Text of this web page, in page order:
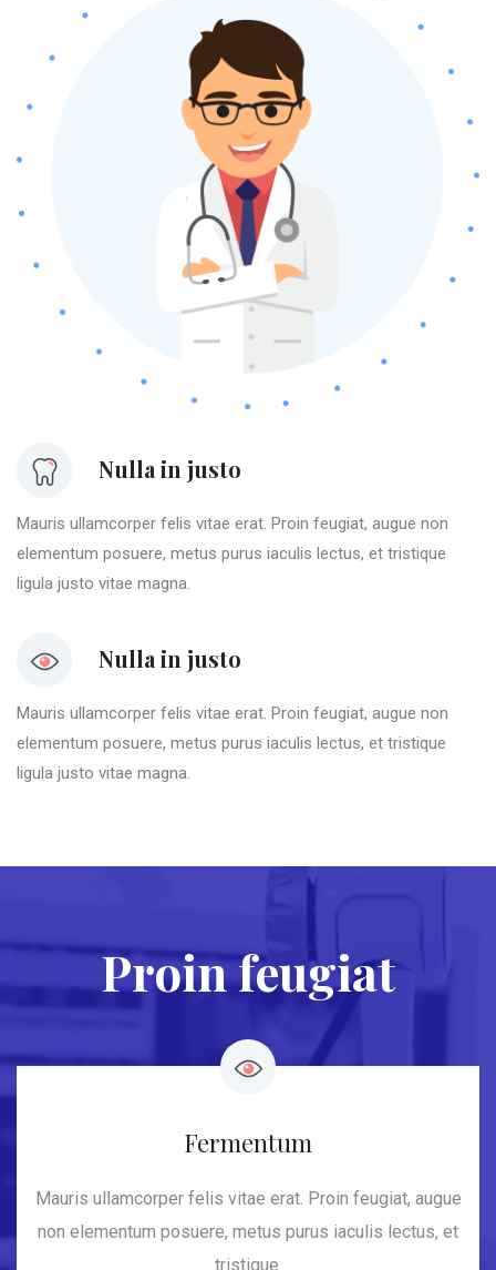
Nulla in justo
Mauris ullamcorper felis vitae erat. Proin feugiat, augue non
elementum posuere, metus purus iaculis lectus, et tristique
ligula justo vitae magna.
Nulla in justo
Mauris ullamcorper felis vitae erat. Proin feugiat, augue non
elementum posuere, metus purus iaculis lectus, et tristique
ligula justo vitae magna.
Proin feugiat
Fermentum
Mauris ullamcorper felis vitae erat. Proin feugiat, augue
non elementum posuere, metus purus iaculis lectus, et
tristique.